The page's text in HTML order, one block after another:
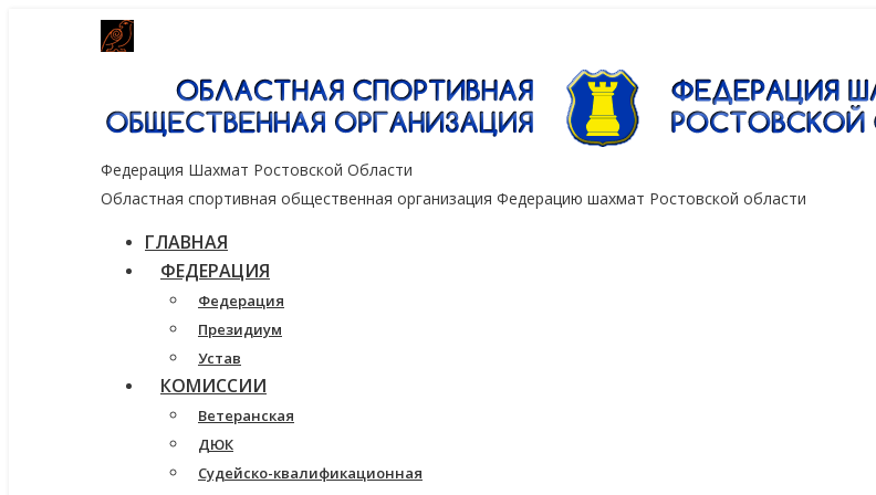
Федерация Шахмат Ростовской Области
Областная спортивная общественная организация Федерацию шахмат Ростовской области
ГЛАВНАЯ
ФЕДЕРАЦИЯ
Федерация
Президиум
Устав
КОМИССИИ
Ветеранская
ДЮК
Судейско-квалификационная